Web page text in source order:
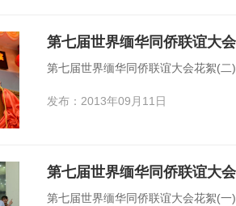
第七届世界缅华同侨联谊大
第七届世界缅华同侨联谊大会花絮(二
发布：2013年09月11日
第七届世界缅华同侨联谊大
第七届世界缅华同侨联谊大会花絮(一